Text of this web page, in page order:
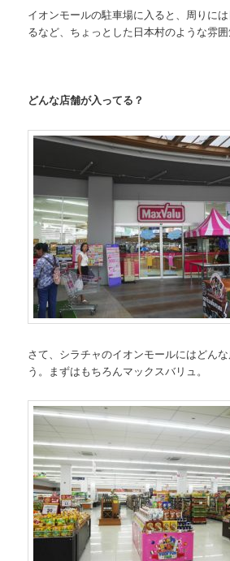
イオンモールの駐車場に入ると、周りに
るなど、ちょっとした日本村のような雰囲
どんな店舗が入ってる？
さて、シラチャのイオンモールにはどん
う。まずはもちろんマックスバリュ。